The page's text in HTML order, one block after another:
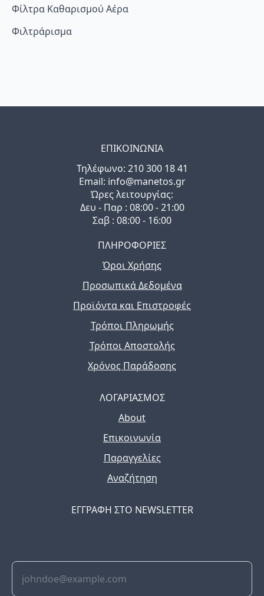
Φίλτρα Καθαρισμού Αέρα
Φιλτράρισμα
ΕΠΙΚΟΙΝΩΝΙΑ
Τηλέφωνo: 210 300 18 41
Email: info@manetos.gr
Ώρες λειτουργίας:
Δευ - Παρ : 08:00 - 21:00
Σαβ : 08:00 - 16:00
ΠΛΗΡΟΦΟΡΙΕΣ
Όροι Χρήσης
Προσωπικά Δεδομένα
Προϊόντα και Επιστροφές
Τρόποι Πληρωμής
Τρόποι Αποστολής
Χρόνος Παράδοσης
ΛΟΓΑΡΙΑΣΜΟΣ
About
Επικοινωνία
Παραγγελίες
Αναζήτηση
ΕΓΓΡΑΦΗ ΣΤΟ NEWSLETTER